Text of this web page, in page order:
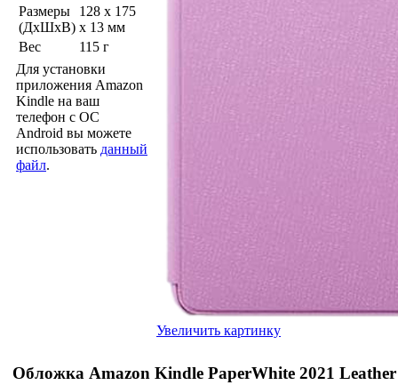
Размеры
(ДхШхВ)
128 x 175
x 13 мм
Вес
115 г
Для установки
приложения Amazon
Kindle на ваш
телефон с ОС
Android вы можете
использовать данный
файл.
Увеличить картинку
Обложка Amazon Kindle PaperWhite 2021